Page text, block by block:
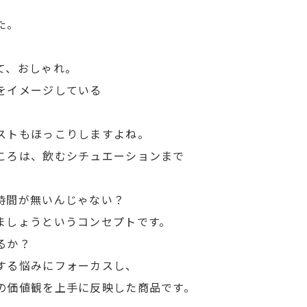
おしゃれ。
イメージしている
もほっこりしますよね。
は、飲むシチュエーションまで
が無いんじゃない？
ょうというコンセプトです。
か？
悩みにフォーカスし、
値観を上手に反映した商品です。